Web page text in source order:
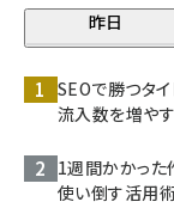
昨日
SEOで勝つタ
流入数を増や
1週間かかっ
使い倒す活用